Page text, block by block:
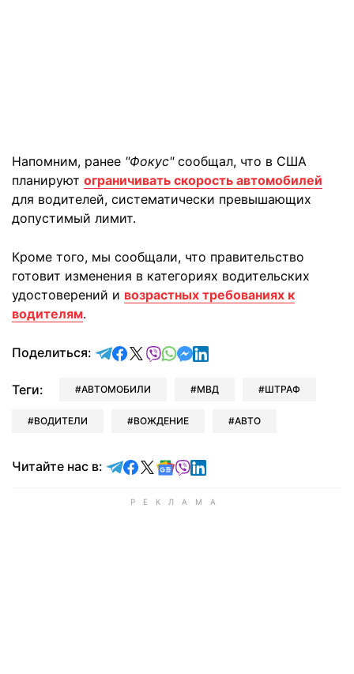
Напомним, ранее "Фокус"сообщал, что в США
планируют ограничивать скорость автомобилей
для водителей, систематически превышающих
допустимый лимит.
Кроме того, мы сообщали, что правительство
готовит изменения в категориях водительских
удостоверений и возрастных требованиях к
водителям.
Поделиться: отправить в Telegram
поделиться в Facebook
поделиться в X
отправить в Viber
отправить в Whatsapp
отправить в Messenger
отправить в LinkedIn
Теги: АВТОМОБИЛИ МВД ШТРАФ
ВОДИТЕЛИ ВОЖДЕНИЕ АВТО
Читайте нас в: Читайте в Telegram
Читайте в Facebook
Читайте в X
Читайте в Google news
Читайте в Viber
Читайте в LinkedIn